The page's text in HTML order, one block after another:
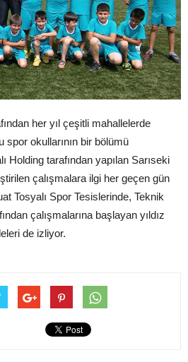
her yıl çeşitli mahallelerde
okullarının bir bölümü
Holding tarafından yapılan Sarıseki
çalışmalara ilgi her geçen gün
Tosyalı Spor Tesislerinde, Teknik
çalışmalarına başlayan yıldız
de izliyor.